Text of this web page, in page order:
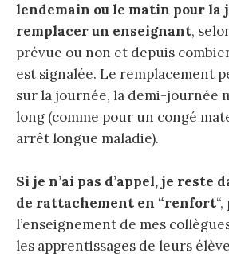
lendemain ou le matin pour la
remplacer un enseignant,
prévue ou non et depuis
est signalée. Le remplacement
sur la journée, la demi-journée
long (comme pour un congé
arrêt longue maladie).
Si je n’ai pas d’appel, je reste
de rattachement en “renfort
l’enseignement de mes
les apprentissages de leurs